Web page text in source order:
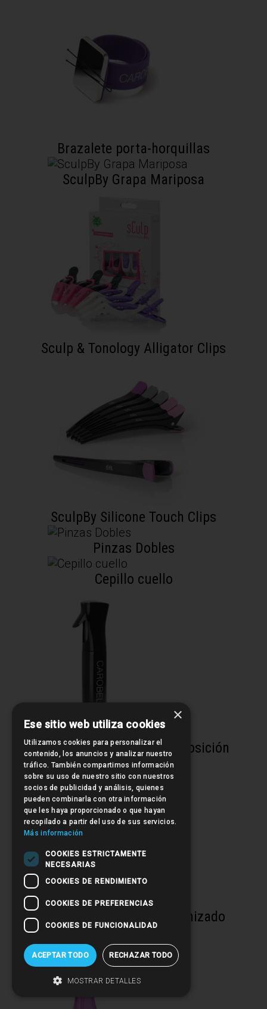
Brazalete porta-horquillas
SculpBy Grapa Mariposa
Sculp & Tonology Alligator Clips
SculpBy Silicone Touch Clips
Pinzas Dobles
Cepillo cuello
Spray Pulverizador Multiposición
Spray pulverizador micronizado
×
Ese sitio web utiliza cookies
Utilizamos cookies para personalizar el
contenido, los anuncios y analizar nuestro
tráfico. También compartimos información
sobre su uso de nuestro sitio con nuestros
socios de publicidad y análisis, quienes
pueden combinarla con otra información
que les haya proporcionado o que hayan
recopilado a partir del uso de sus servicios.
Más información
COOKIES ESTRICTAMENTE
NECESARIAS
COOKIES DE RENDIMIENTO
COOKIES DE PREFERENCIAS
COOKIES DE FUNCIONALIDAD
ACEPTAR TODO RECHAZAR TODO
MOSTRAR DETALLES